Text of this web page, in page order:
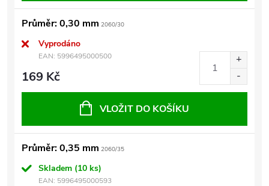
Průměr: 0,30 mm 2060/30
Vyprodáno
EAN: 5996495000500
169 Kč
VLOŽIT DO KOŠÍKU
Průměr: 0,35 mm 2060/35
Skladem (10 ks)
EAN: 5996495000593